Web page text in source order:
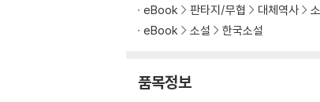
eBook 판타지/무협 대체역사
eBook
소설 한국소설
품목정보